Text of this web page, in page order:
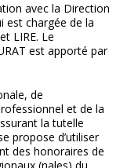
avec la Direction
est chargée de la
LIRE. Le
est apporté par
de
et de la
la tutelle
propose d’utiliser
des honoraires de